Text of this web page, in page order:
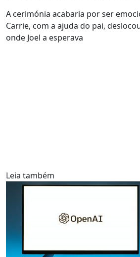
A cerimónia acabaria por ser
Carrie, com a ajuda do pai,
onde Joel a esperava
Leia também